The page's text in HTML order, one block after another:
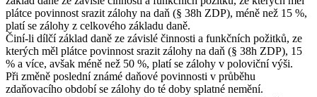
plátce povinnost srazit zálohy na daň (§ 38h ZDP), méně než 15 %,
platí se zálohy z celkového základu daně.
Činí-li dílčí základ daně ze závislé činnosti a funkčních požitků, ze
kterých měl plátce povinnost srazit zálohy na daň (§ 38h ZDP), 15
% a více, avšak méně než 50 %, platí se zálohy v poloviční výši.
Při změně poslední známé daňové povinnosti v průběhu
zdaňovacího období se zálohy do té doby splatné nemění.